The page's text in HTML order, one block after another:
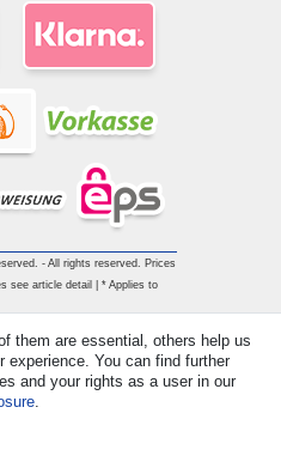
- All rights reserved. Prices
see article detail | * Applies to
them are essential, others help us
experience. You can find further
and your rights as a user in our
.
here Contact